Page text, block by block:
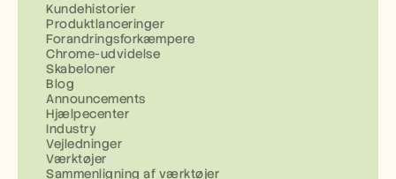
Kundehistorier
Produktlanceringer
Forandringsforkæmpere
Chrome-udvidelse
Skabeloner
Blog
Announcements
Hjælpecenter
Industry
Vejledninger
Værktøjer
Sammenligning af værktøjer